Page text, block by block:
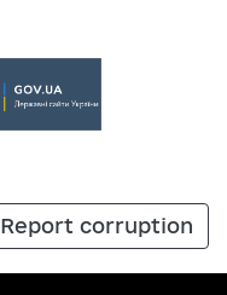
Report corruption